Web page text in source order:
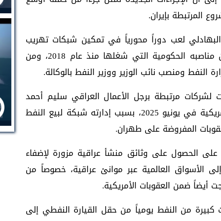
المرتبطة بإيران.
لعب دوراً محورياً في تمكين شبكات تهريب
النفط من العمل داخل العراق، مستفيداً من مناصبه الحكومية التي شغلها منذ عام 2018، ومن
ومنصب نائب الوزير ووزير النفط بالوكالة.
مرتبطة برجل الأعمال العراقي سليم أحمد
سعيد، الذي سبق أن فرضت عليه عقوبات أمريكية في يونيو 2025، بسبب إدارته شبكة لبيع النفط
المفروضة على طهران.
على الحصول على وثائق منشأ عراقية مزورة لإضفاء
الأسواق العالمية عبر موانئ عراقية، خصوصاً من
من النفط يومياً من حقل القيارة النفطي إلى